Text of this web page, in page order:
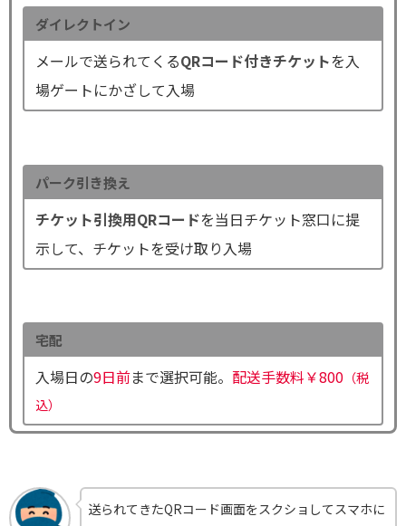
ダイレクトイン
メールで送られてくるQRコード付きチケットを入
場ゲートにかざして入場
パーク引き換え
チケット引換用QRコードを当日チケット窓口に提
示して、チケットを受け取り入場
宅配
入場日の9日前まで選択可能。 配送手数料￥800 （税
込）
送られてきたQRコード画面をスクショしてスマホに